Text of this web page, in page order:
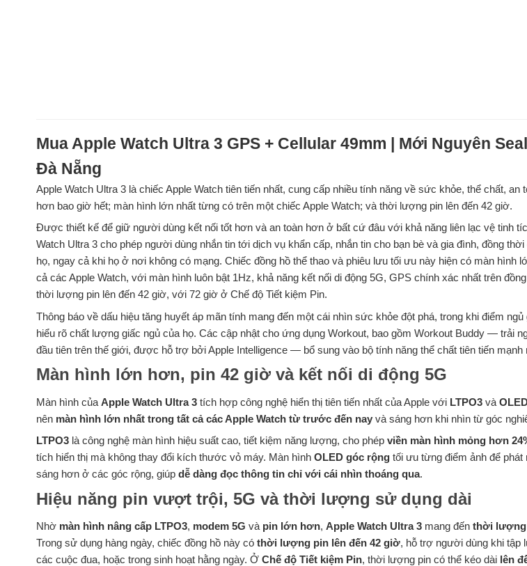
Mua Apple Watch Ultra 3 GPS + Cellular 49mm | Mới Nguyên
Đà Nẵng
Apple Watch Ultra 3 là chiếc Apple Watch tiên tiến nhất, cung cấp nhiều tính năng về sức khỏe, thể chất, an
hơn bao giờ hết; màn hình lớn nhất từng có trên một chiếc Apple Watch; và thời lượng pin lên đến 42 giờ.
Được thiết kế để giữ người dùng kết nối tốt hơn và an toàn hơn ở bất cứ đâu với khả năng liên lạc vệ tinh
Watch Ultra 3 cho phép người dùng nhắn tin tới dịch vụ khẩn cấp, nhắn tin cho bạn bè và gia đình, đồng
họ, ngay cả khi họ ở nơi không có mạng. Chiếc đồng hồ thể thao và phiêu lưu tối ưu này hiện có màn hình
cả các Apple Watch, với màn hình luôn bật 1Hz, khả năng kết nối di động 5G, GPS chính xác nhất trên
thời lượng pin lên đến 42 giờ, với 72 giờ ở Chế độ Tiết kiệm Pin.
Thông báo về dấu hiệu tăng huyết áp mãn tính mang đến một cái nhìn sức khỏe đột phá, trong khi điểm
hiểu rõ chất lượng giấc ngủ của họ. Các cập nhật cho ứng dụng Workout, bao gồm Workout Buddy — trải
đầu tiên trên thế giới, được hỗ trợ bởi Apple Intelligence — bổ sung vào bộ tính năng thể chất tiên tiến mạnh
Màn hình lớn hơn, pin 42 giờ và kết nối di động 5G
Màn hình của Apple Watch Ultra 3 tích hợp công nghệ hiển thị tiên tiến nhất của Apple với LTPO3 và
nên màn hình lớn nhất trong tất cả các Apple Watch từ trước đến nay và sáng hơn khi nhìn từ góc
LTPO3 là công nghệ màn hình hiệu suất cao, tiết kiệm năng lượng, cho phép viền màn hình mỏng hơn
tích hiển thị mà không thay đổi kích thước vỏ máy. Màn hình OLED góc rộng tối ưu từng điểm ảnh để phát
sáng hơn ở các góc rộng, giúp dễ dàng đọc thông tin chỉ với cái nhìn thoáng qua.
Hiệu năng pin vượt trội, 5G và thời lượng sử dụng dài
Nhờ màn hình nâng cấp LTPO3, modem 5G và pin lớn hơn, Apple Watch Ultra 3 mang đến thời lượng
Trong sử dụng hàng ngày, chiếc đồng hồ này có thời lượng pin lên đến 42 giờ, hỗ trợ người dùng khi tập
các cuộc đua, hoặc trong sinh hoạt hằng ngày. Ở Chế độ Tiết kiệm Pin, thời lượng pin có thể kéo dài lên